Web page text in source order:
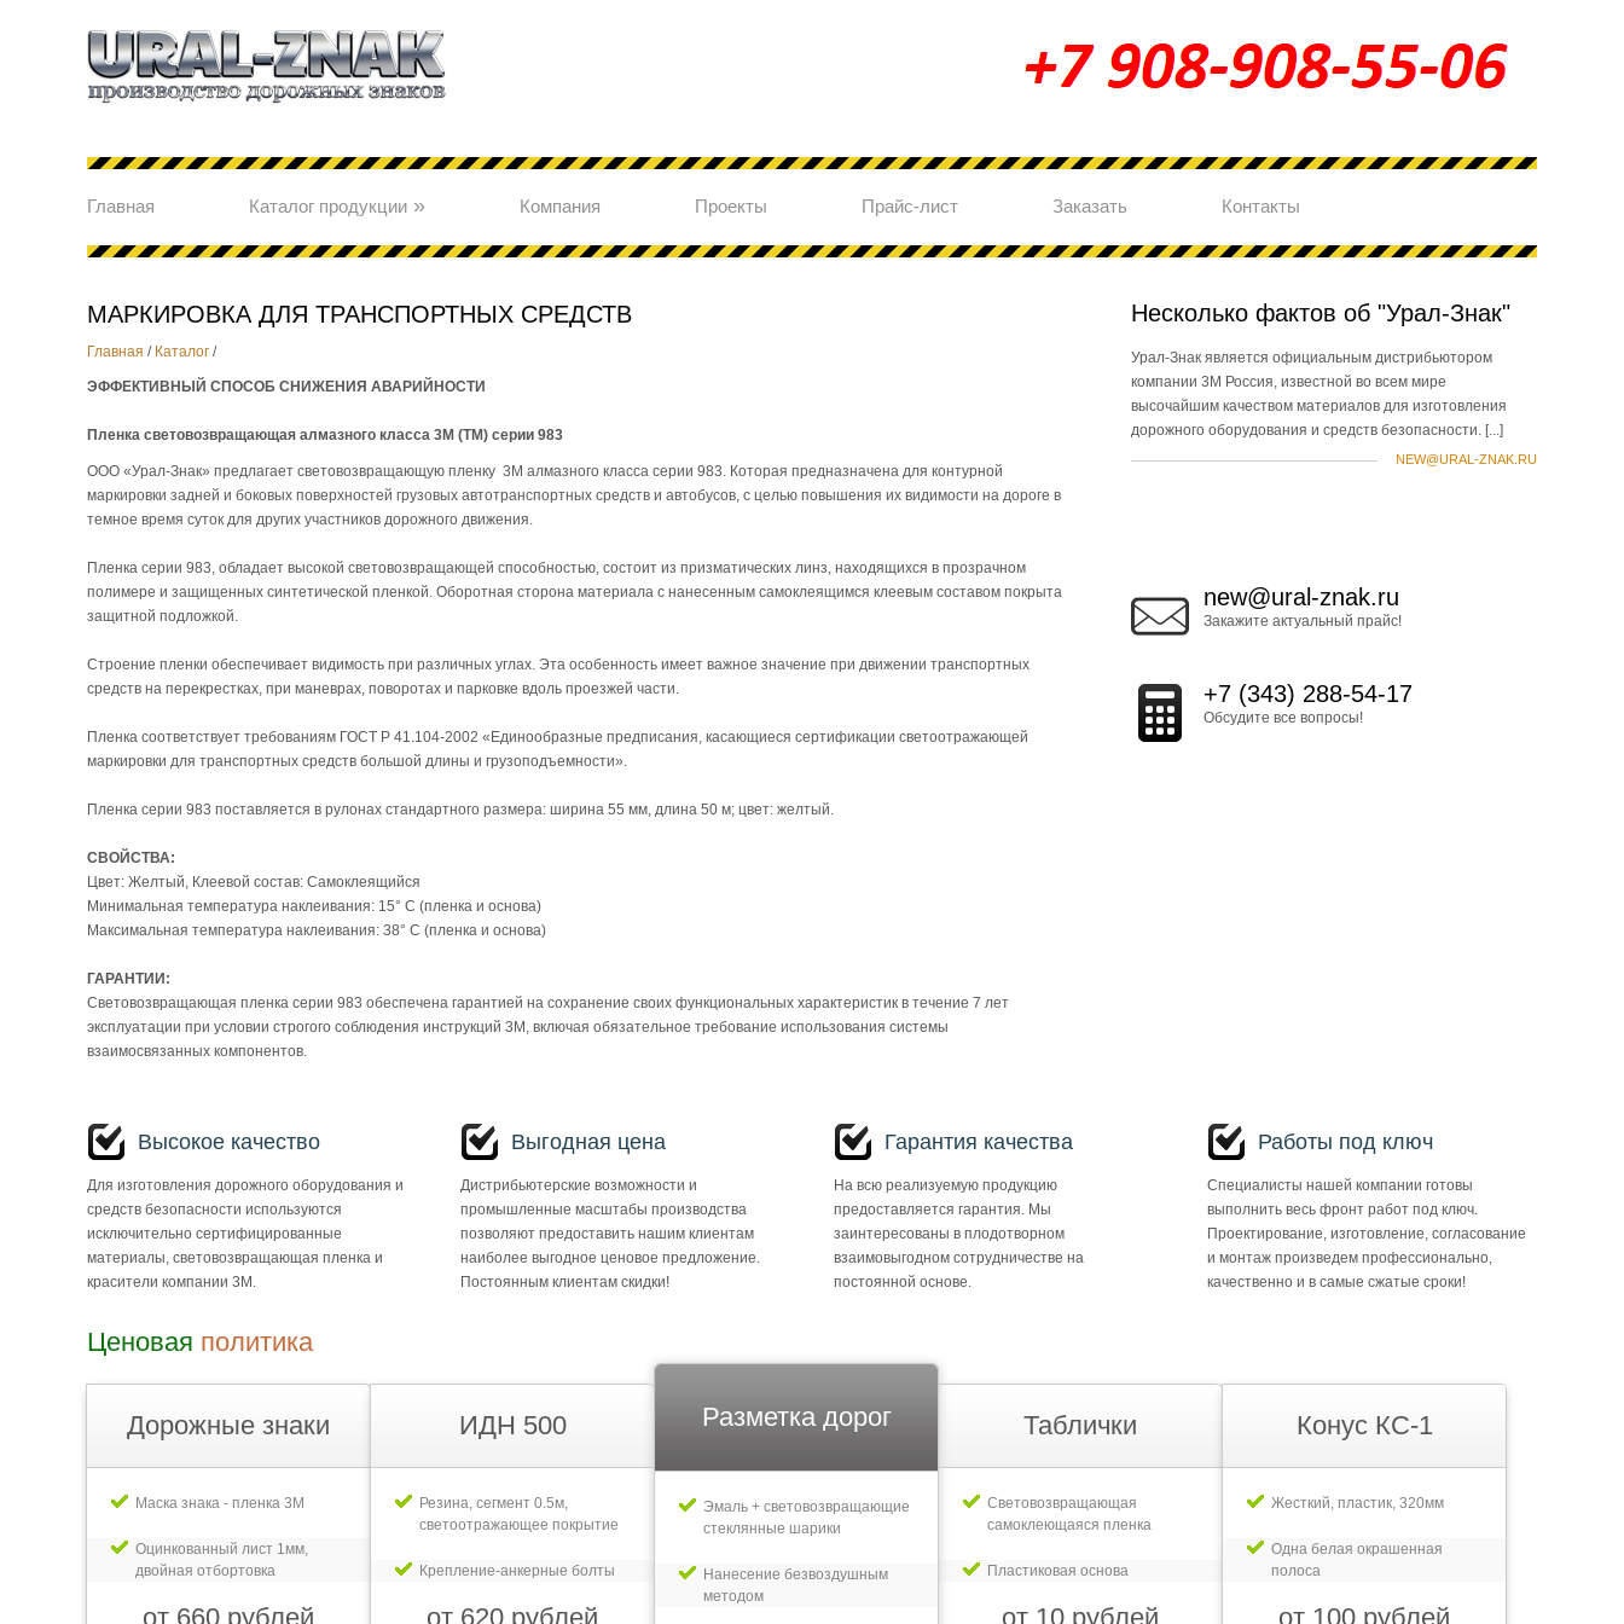
Главная Каталог продукции » Компания Проекты Прайс-лист Заказать Контакты
МАРКИРОВКА ДЛЯ ТРАНСПОРТНЫХ СРЕДСТВ
Главная / Каталог /
ЭФФЕКТИВНЫЙ СПОСОБ СНИЖЕНИЯ АВАРИЙНОСТИ
Пленка световозвращающая алмазного класса 3М (ТМ) серии 983
ООО «Урал-Знак» предлагает световозвращающую пленку 3М алмазного класса серии 983. Которая предназначена для контурной
маркировки задней и боковых поверхностей грузовых автотранспортных средств и автобусов, с целью повышения их видимости на дороге в
темное время суток для других участников дорожного движения.
Пленка серии 983, обладает высокой световозвращающей способностью, состоит из призматических линз, находящихся в прозрачном
полимере и защищенных синтетической пленкой. Оборотная сторона материала с нанесенным самоклеящимся клеевым составом покрыта
защитной подложкой.
Строение пленки обеспечивает видимость при различных углах. Эта особенность имеет важное значение при движении транспортных
средств на перекрестках, при маневрах, поворотах и парковке вдоль проезжей части.
Пленка соответствует требованиям ГОСТ Р 41.104-2002 «Единообразные предписания, касающиеся сертификации светоотражающей
маркировки для транспортных средств большой длины и грузоподъемности».
Пленка серии 983 поставляется в рулонах стандартного размера: ширина 55 мм, длина 50 м; цвет: желтый.
СВОЙСТВА:
Цвет: Желтый, Клеевой состав: Самоклеящийся
Минимальная температура наклеивания: 15° С (пленка и основа)
Максимальная температура наклеивания: 38° С (пленка и основа)
ГАРАНТИИ:
Световозвращающая пленка серии 983 обеспечена гарантией на сохранение своих функциональных характеристик в течение 7 лет
эксплуатации при условии строгого соблюдения инструкций 3М, включая обязательное требование использования системы
взаимосвязанных компонентов.
Несколько фактов об "Урал-Знак"
Урал-Знак является официальным дистрибьютором
компании 3М Россия, известной во всем мире
высочайшим качеством материалов для изготовления
дорожного оборудования и средств безопасности. [...]
NEW@URAL-ZNAK.RU
new@ural-znak.ru
Закажите актуальный прайс!
+7 (343) 288-54-17
Обсудите все вопросы!
Высокое качество
Для изготовления дорожного оборудования и
средств безопасности используются
исключительно сертифицированные
материалы, световозвращающая пленка и
красители компании 3М.
Выгодная цена
Дистрибьютерские возможности и
промышленные масштабы производства
позволяют предоставить нашим клиентам
наиболее выгодное ценовое предложение.
Постоянным клиентам скидки!
Гарантия качества
На всю реализуемую продукцию
предоставляется гарантия. Мы
заинтересованы в плодотворном
взаимовыгодном сотрудничестве на
постоянной основе.
Работы под ключ
Специалисты нашей компании готовы
выполнить весь фронт работ под ключ.
Проектирование, изготовление, согласование
и монтаж произведем профессионально,
качественно и в самые сжатые сроки!
Ценовая политика
Дорожные знаки
Маска знака - пленка 3М
Оцинкованный лист 1мм,
двойная отбортовка
от 660 рублей
ИДН 500
Резина, сегмент 0.5м,
светоотражающее покрытие
Крепление-анкерные болты
от 620 рублей
Разметка дорог
Эмаль + световозвращающие
стеклянные шарики
Нанесение безвоздушным
методом
Таблички
Световозвращающая
самоклеющаяся пленка
Пластиковая основа
от 10 рублей
Конус КС-1
Жесткий, пластик, 320мм
Одна белая окрашенная
полоса
от 100 рублей